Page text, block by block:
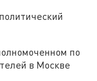
по
в Москве